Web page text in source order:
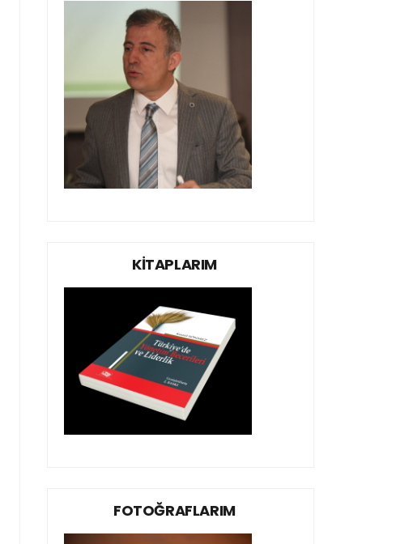
KİTAPLARIM
FOTOĞRAFLARIM